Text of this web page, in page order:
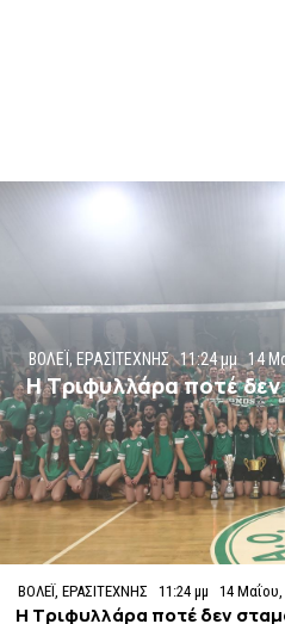
ΒΟΛΕΪ, ΕΡΑΣΙΤΕΧΝΗΣ 11:24 μμ 14
Η Τριφυλλάρα ποτέ
ΒΟΛΕΪ ,ΕΡΑΣΙΤΕΧΝΗΣ 11:24 μμ 14 Μαΐου,
Η Τριφυλλάρα ποτέ δεν